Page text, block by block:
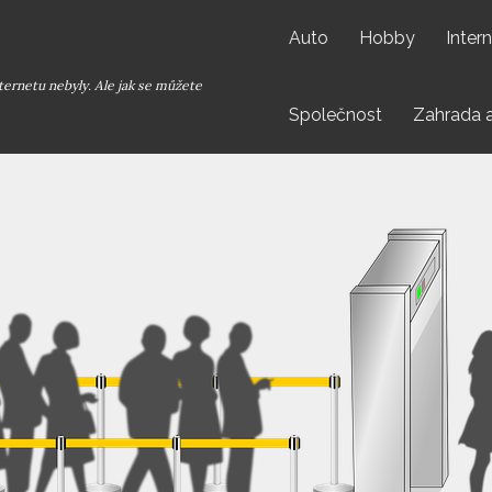
nebyly. Ale jak se můžete
Auto Hobby
Společnost Zahrada